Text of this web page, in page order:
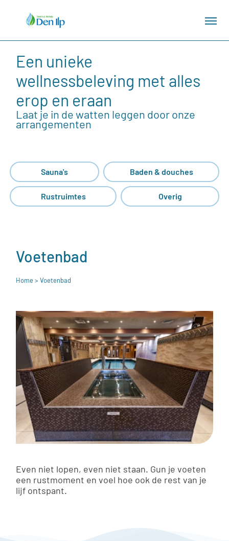
Een unieke
wellnessbeleving met alles
erop en eraan
Laat je in de watten leggen door onze
arrangementen
Sauna's Baden & douches
Rustruimtes Overig
Voetenbad
Home> Voetenbad
Even niet lopen, even niet staan. Gun je voeten
een rustmoment en voel hoe ook de rest van je
lijf ontspant.